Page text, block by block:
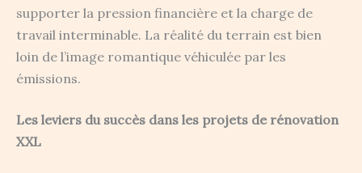
supporter la pression financière et la charge de
travail interminable. La réalité du terrain est bien
loin de l’image romantique véhiculée par les
émissions.
Les leviers du succès dans les projets de rénovation
XXL